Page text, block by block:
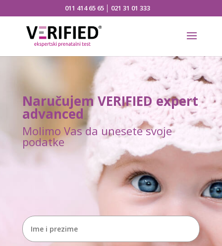
011 414 65 65 021 31 01 333
Naručujem VERIFIED expert
advanced
Molimo Vas da unesete svoje
podatke
Naručujem VERIFIED next